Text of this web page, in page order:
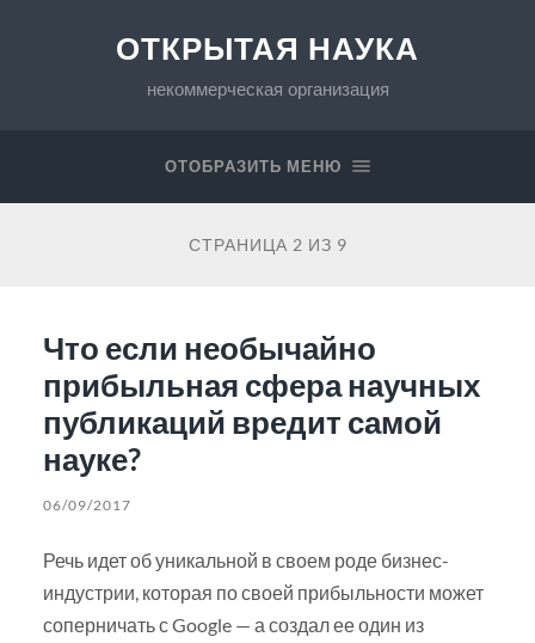
ОТКРЫТАЯ НАУКА
некоммерческая организация
ОТОБРАЗИТЬ МЕНЮ
СТРАНИЦА 2 ИЗ 9
Что если необычайно
прибыльная сфера научных
публикаций вредит самой
науке?
06/09/2017
Речь идет об уникальной в своем роде бизнес-
индустрии, которая по своей прибыльности может
соперничать с Google — а создал ее один из